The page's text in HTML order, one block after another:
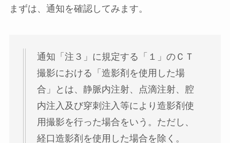
まずは、通知を確認してみます。
通知「注３」に規定する「１」のＣＴ
撮影における「造影剤を使用した場
合」とは、静脈内注射、点滴注射、腔
内注入及び穿刺注入等により造影剤使
用撮影を行った場合をいう。 ただし、
経口造影剤を使用した場合を除く 。